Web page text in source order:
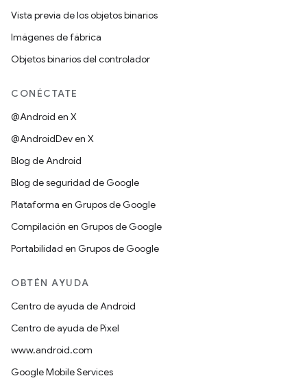
Vista previa de los objetos binarios
Imágenes de fábrica
Objetos binarios del controlador
CONÉCTATE
@Android en X
@AndroidDev en X
Blog de Android
Blog de seguridad de Google
Plataforma en Grupos de Google
Compilación en Grupos de Google
Portabilidad en Grupos de Google
OBTÉN AYUDA
Centro de ayuda de Android
Centro de ayuda de Pixel
www.android.com
Google Mobile Services